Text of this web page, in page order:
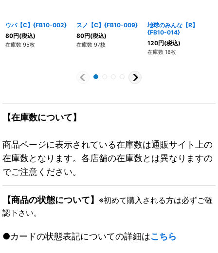
ウパ【C】{FB10-002}
80円(税込)
在庫数 95枚
スノ【C】{FB10-009}
80円(税込)
在庫数 97枚
地球のみんな【R】
{FB10-014}
120円(税込)
在庫数 18枚
【在庫数について】
商品ページに表示されている在庫数は通販サイト上の
在庫数となります。各店舗の在庫数とは異なりますの
でご注意ください。
【商品の状態について】 ※初めて購入される方は必ずご確
認下さい。
●カードの状態表記についての詳細はこちら